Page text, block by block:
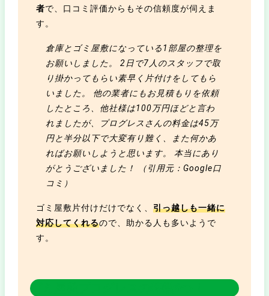
者で、口コミ評価からもその信頼度が伺えま
す。
倉庫とゴミ屋敷になっている1部屋の整理を
お願いしました。 2日で7人のスタッフで取
り掛かってもらい素早く片付けをしてもら
いました。 他の業者にもお見積もりを依頼
したところ、他社様は100万円ほどと言わ
れましたが、プログレスさんの料金は45万
円と半分以下で大変有り難く、また何かあ
ればお願いしようと思います。 本当にあり
がとうございました！ （引用元：Google口
コミ）
ゴミ屋敷片付けだけでなく、引っ越しも一緒に
対応してくれるので、助かる人も多いようで
す。
ゴミ屋敷プログレスの特徴6つ！